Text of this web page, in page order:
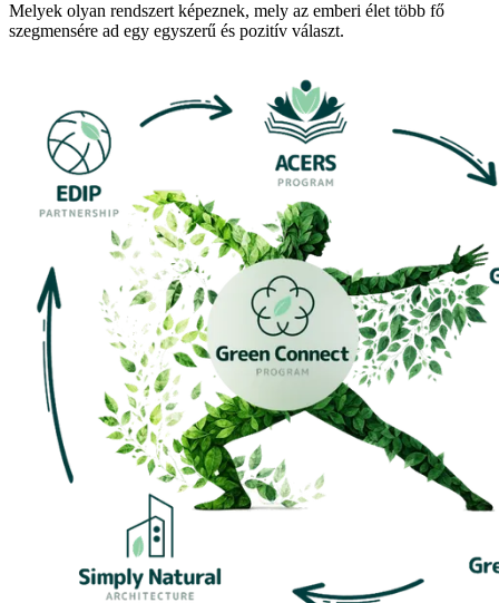
Melyek olyan rendszert képeznek, mely az emberi élet több fő
szegmensére ad egy egyszerű és pozitív választ.